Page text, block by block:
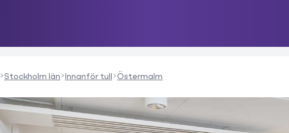
Stockholm län Innanför tull Östermalm